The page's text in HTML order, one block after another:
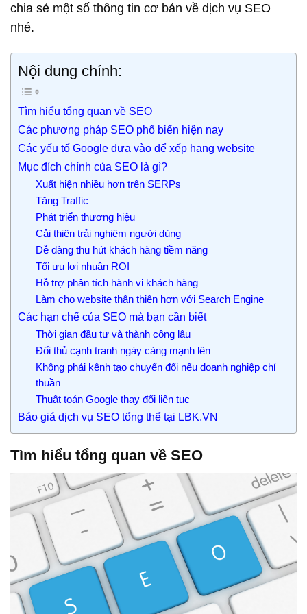
chia sẻ một số thông tin cơ bản về dịch vụ SEO
nhé.
Nội dung chính:
Tìm hiểu tổng quan về SEO
Các phương pháp SEO phổ biến hiện nay
Các yếu tố Google dựa vào để xếp hạng website
Mục đích chính của SEO là gì?
Xuất hiện nhiều hơn trên SERPs
Tăng Traffic
Phát triển thương hiệu
Cải thiện trải nghiệm người dùng
Dễ dàng thu hút khách hàng tiềm năng
Tối ưu lợi nhuận ROI
Hỗ trợ phân tích hành vi khách hàng
Làm cho website thân thiện hơn với Search Engine
Các hạn chế của SEO mà bạn cần biết
Thời gian đầu tư và thành công lâu
Đối thủ cạnh tranh ngày càng mạnh lên
Không phải kênh tạo chuyển đổi nếu doanh nghiệp chỉ
thuần
Thuật toán Google thay đổi liên tục
Báo giá dịch vụ SEO tổng thể tại LBK.VN
Tìm hiểu tổng quan về SEO